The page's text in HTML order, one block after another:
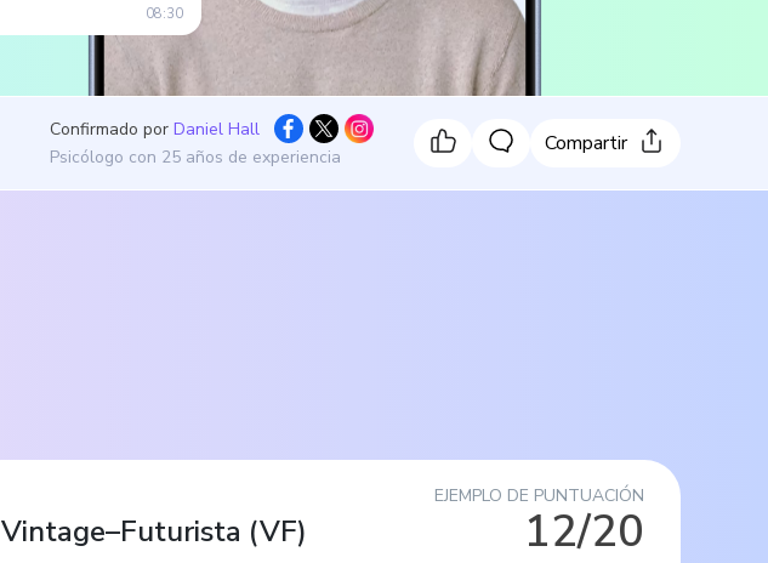
08:30
Confirmado por Daniel Hall
Psicólogo con 25 años de experiencia
Compartir
EJEMPLO DE PUNTUACIÓN
12/20
Vintage–Futurista (VF)